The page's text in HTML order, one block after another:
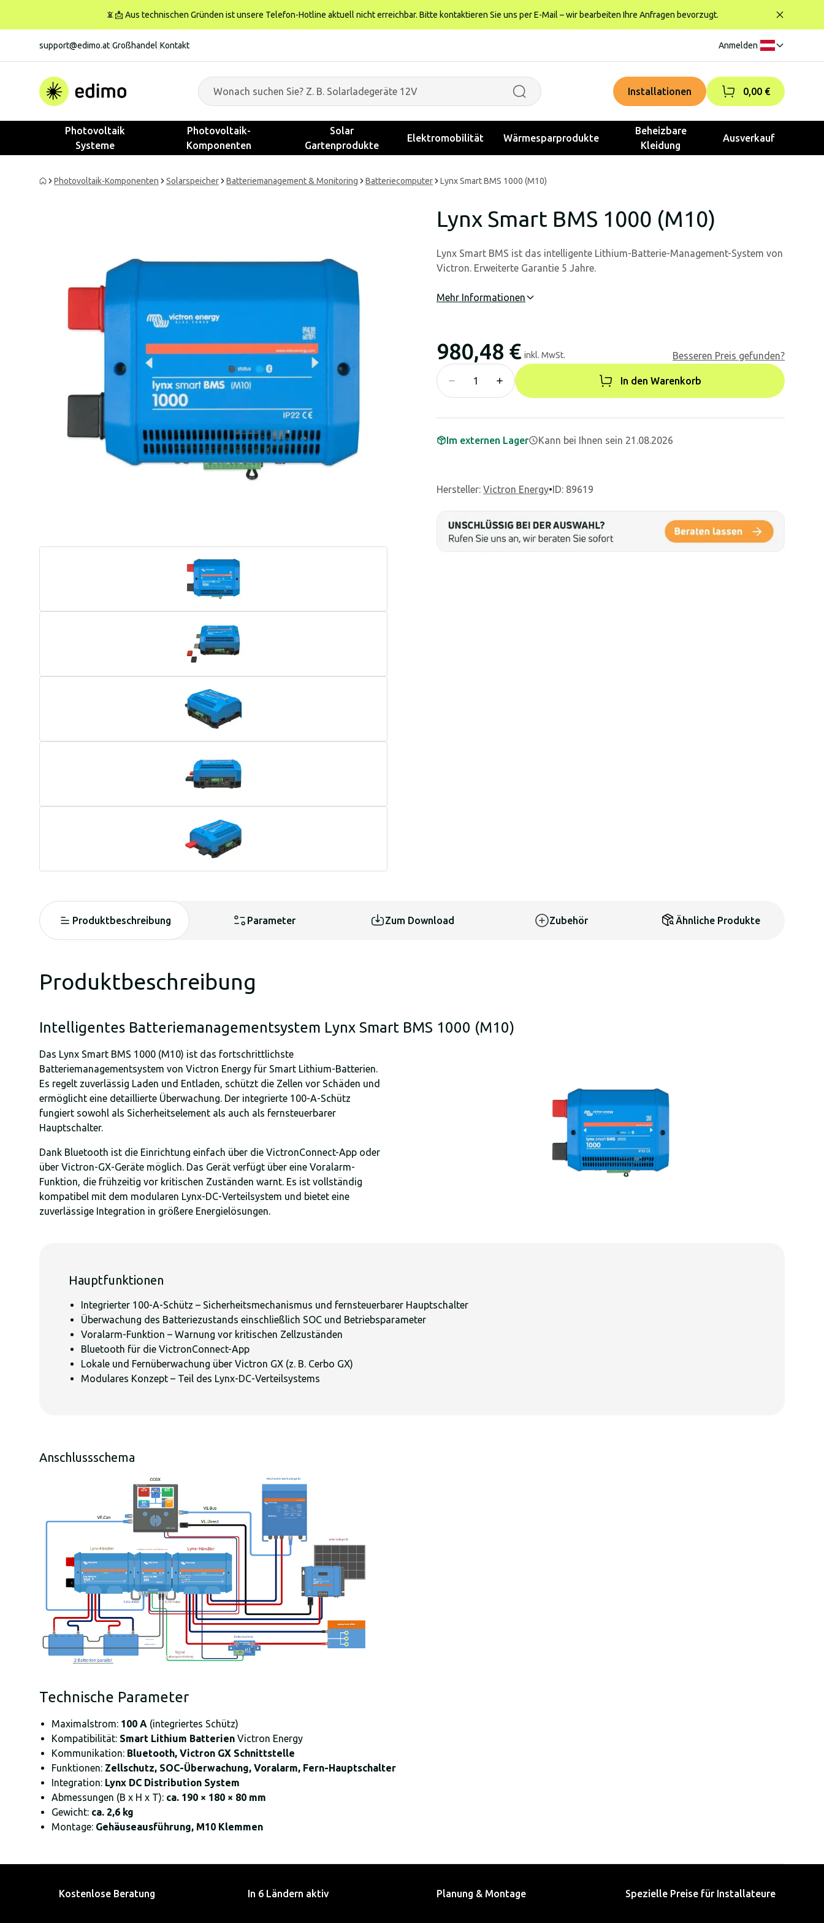
📵📩 Aus technischen Gründen ist unsere Telefon-Hotline aktuell nicht erreichbar. Bitte kontaktieren Sie uns per E-Mail – wir bearbeiten Ihre Anfragen bevorzugt.
support@edimo.at Großhandel Kontakt Anmelden
Installationen 0,00 €
Photovoltaik
Systeme
Photovoltaik-
Komponenten
Solar
Gartenprodukte
Elektromobilität Wärmesparprodukte
Beheizbare
Kleidung
Ausverkauf
Photovoltaik-Komponenten Solarspeicher Batteriemanagement & Monitoring Batteriecomputer Lynx Smart BMS 1000 (M10)
Lynx Smart BMS 1000 (M10)
Lynx Smart BMS ist das intelligente Lithium-Batterie-Management-System von
Victron. Erweiterte Garantie 5 Jahre.
Mehr Informationen
980,48 € inkl. MwSt. Besseren Preis gefunden?
In den Warenkorb
Im externen Lager Kann bei Ihnen sein 21.08.2026
Hersteller: Victron Energy•ID: 89619
Produktbeschreibung Parameter Zum Download Zubehör Ähnliche Produkte
Produktbeschreibung
Intelligentes Batteriemanagementsystem Lynx Smart BMS 1000 (M10)
Das Lynx Smart BMS 1000 (M10) ist das fortschrittlichste
Batteriemanagementsystem von Victron Energy für Smart Lithium-Batterien.
Es regelt zuverlässig Laden und Entladen, schützt die Zellen vor Schäden und
ermöglicht eine detaillierte Überwachung. Der integrierte 100-A-Schütz
fungiert sowohl als Sicherheitselement als auch als fernsteuerbarer
Hauptschalter.
Dank Bluetooth ist die Einrichtung einfach über die VictronConnect-App oder
über Victron-GX-Geräte möglich. Das Gerät verfügt über eine Voralarm-
Funktion, die frühzeitig vor kritischen Zuständen warnt. Es ist vollständig
kompatibel mit dem modularen Lynx-DC-Verteilsystem und bietet eine
zuverlässige Integration in größere Energielösungen.
Hauptfunktionen
Integrierter 100-A-Schütz – Sicherheitsmechanismus und fernsteuerbarer Hauptschalter
Überwachung des Batteriezustands einschließlich SOC und Betriebsparameter
Voralarm-Funktion – Warnung vor kritischen Zellzuständen
Bluetooth für die VictronConnect-App
Lokale und Fernüberwachung über Victron GX (z. B. Cerbo GX)
Modulares Konzept – Teil des Lynx-DC-Verteilsystems
Anschlussschema
Technische Parameter
Maximalstrom: 100 A (integriertes Schütz)
Kompatibilität: Smart Lithium Batterien Victron Energy
Kommunikation: Bluetooth, Victron GX Schnittstelle
Funktionen: Zellschutz, SOC-Überwachung, Voralarm, Fern-Hauptschalter
Integration: Lynx DC Distribution System
Abmessungen (B x H x T): ca. 190 × 180 × 80 mm
Gewicht: ca. 2,6 kg
Montage: Gehäuseausführung, M10 Klemmen
Kostenlose Beratung In 6 Ländern aktiv Planung & Montage Spezielle Preise für Installateure